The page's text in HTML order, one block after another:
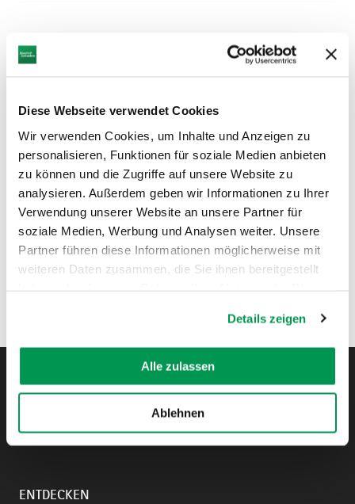
Diese Webseite verwendet Cookies
Wir verwenden Cookies, um Inhalte und Anzeigen zu
personalisieren, Funktionen für soziale Medien anbieten
zu können und die Zugriffe auf unsere Website zu
analysieren. Außerdem geben wir Informationen zu Ihrer
Verwendung unserer Website an unsere Partner für
soziale Medien, Werbung und Analysen weiter. Unsere
Partner führen diese Informationen möglicherweise mit
weiteren Daten zusammen, die Sie ihnen bereitgestellt
Details zeigen
Alle zulassen
Ablehnen
ENTDECKEN